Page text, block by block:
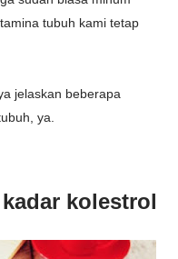
tubuh kami tetap
jelaskan beberapa
ya.
kolestrol